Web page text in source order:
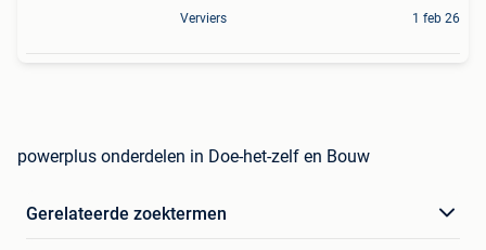
Verviers 1 feb 26
powerplus onderdelen in Doe-het-zelf en Bouw
Gerelateerde zoektermen